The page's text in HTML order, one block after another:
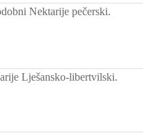
Nektarije pečerski.
Lješansko-libertvilski.